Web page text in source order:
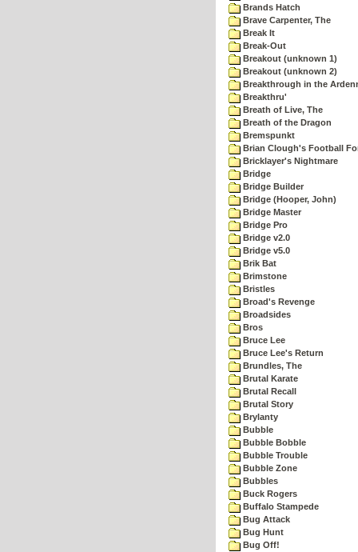
Brands Hatch
Brave Carpenter, The
Break It
Break-Out
Breakout (unknown 1)
Breakout (unknown 2)
Breakthrough in the
Breakthru'
Breath of Live, The
Breath of the Dragon
Bremspunkt
Brian Clough's Football
Bricklayer's Nightmare
Bridge
Bridge Builder
Bridge (Hooper, John)
Bridge Master
Bridge Pro
Bridge v2.0
Bridge v5.0
Brik Bat
Brimstone
Bristles
Broad's Revenge
Broadsides
Bros
Bruce Lee
Bruce Lee's Return
Brundles, The
Brutal Karate
Brutal Recall
Brutal Story
Brylanty
Bubble
Bubble Bobble
Bubble Trouble
Bubble Zone
Bubbles
Buck Rogers
Buffalo Stampede
Bug Attack
Bug Hunt
Bug Off!